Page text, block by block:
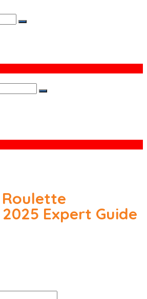
Roulette
Expert Guide